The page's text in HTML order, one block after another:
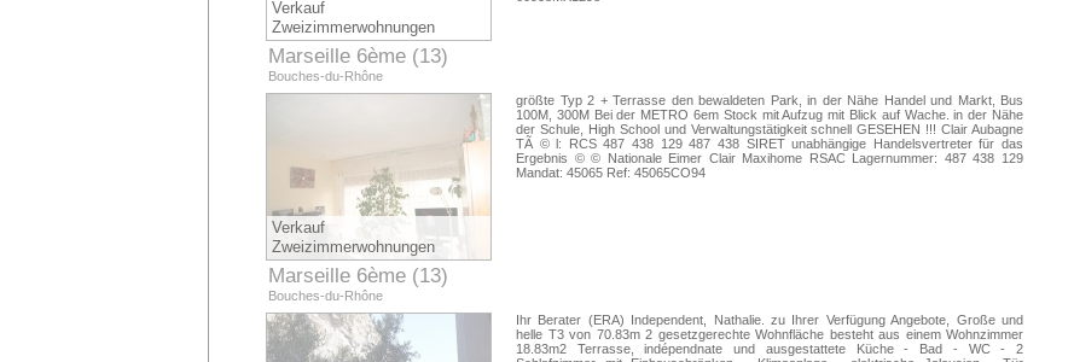
Verkauf
Zweizimmerwohnungen
Marseille 6ème (13)
Bouches-du-Rhône
Verkauf
Zweizimmerwohnungen
Marseille 6ème (13)
Bouches-du-Rhône
größte Typ 2 + Terrasse den bewaldeten Park, in der Nähe Handel und Markt, Bus
100M, 300M Bei der METRO 6em Stock mit Aufzug mit Blick auf Wache. in der Nähe
der Schule, High School und Verwaltungstätigkeit schnell GESEHEN !!! Clair Aubagne
TÃ © l: RCS 487 438 129 487 438 SIRET unabhängige Handelsvertreter für das
Ergebnis © © Nationale Eimer Clair Maxihome RSAC Lagernummer: 487 438 129
Mandat: 45065 Ref: 45065CO94
Ihr Berater (ERA) Independent, Nathalie. zu Ihrer Verfügung Angebote, Große und
helle T3 von 70.83m 2 gesetzgerechte Wohnfläche besteht aus einem Wohnzimmer
18.83m2 Terrasse, indépendnate und ausgestattete Küche - Bad - WC - 2